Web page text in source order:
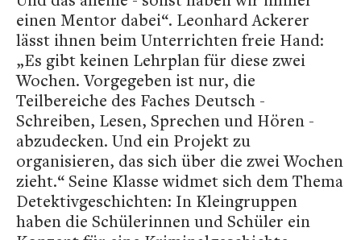
einen Mentor dabei“. Leonhard Ackerer
lässt ihnen beim Unterrichten freie Hand:
„Es gibt keinen Lehrplan für diese zwei
Wochen. Vorgegeben ist nur, die
Teilbereiche des Faches Deutsch -
Schreiben, Lesen, Sprechen und Hören -
abzudecken. Und ein Projekt zu
organisieren, das sich über die zwei Wochen
zieht.“ Seine Klasse widmet sich dem Thema
Detektivgeschichten: In Kleingruppen
haben die Schülerinnen und Schüler ein